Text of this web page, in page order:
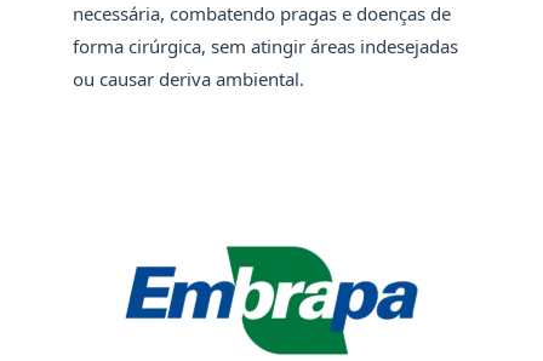
necessária, combatendo pragas e doenças de
forma cirúrgica, sem atingir áreas indesejadas
ou causar deriva ambiental.